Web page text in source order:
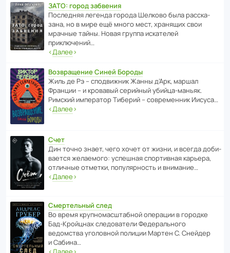
ЗАТО: город забвения
После­дняя легенда города Шелково была расска­
зана, но в мире ещё много мест, хранящих свои
мрачные тайны. Новая группа иска­телей
приключений…
‹Далее›
Возвращение Синей Бороды
Жиль де Рэ – спод­ви­жник Жанны д’Арк, маршал
Франции – и кровавый серийный убийца-маньяк.
Римский импе­ратор Тиберий – совре­менник Иисуса…
‹Далее›
Счет
Дин точно знает, чего хочет от жизни, и всегда доби­
ва­ется жела­е­мого: успе­шная спор­ти­вная карьера,
отли­чные отметки, попу­ля­р­ность и внимание…
‹Далее›
Смертельный след
Во время круп­но­мас­ш­та­бной операции в городке
Бад‑Крой­цнах следо­ва­тели Феде­раль­ного
ведомства уголо­вной полиции Мартен С. Снейдер
и Сабина…